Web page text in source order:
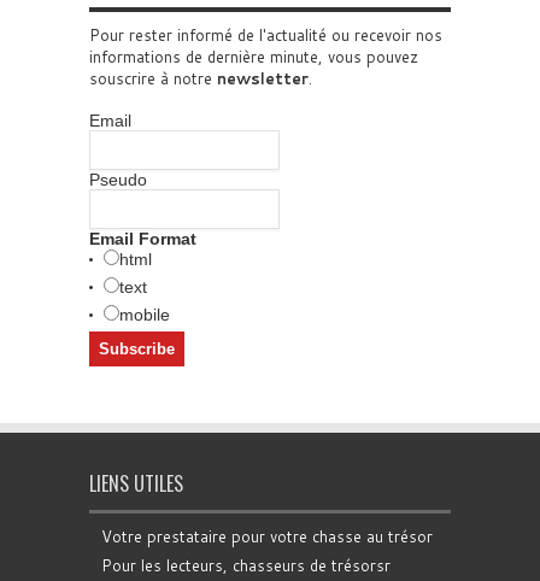
Pour rester informé de l'actualité ou recevoir nos
informations de dernière minute, vous pouvez
souscrire à notre newsletter.
Email
Pseudo
Email Format
html
text
mobile
LIENS UTILES
Votre prestataire pour votre chasse au trésor
Pour les lecteurs, chasseurs de trésorsr